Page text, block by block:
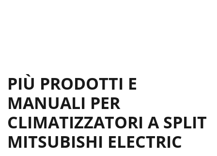
PIÙ PRODOTTI E
MANUALI PER
CLIMATIZZATORI A SPLIT
MITSUBISHI ELECTRIC